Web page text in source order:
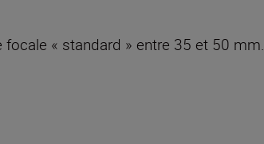
« standard » entre 35 et 50 mm.